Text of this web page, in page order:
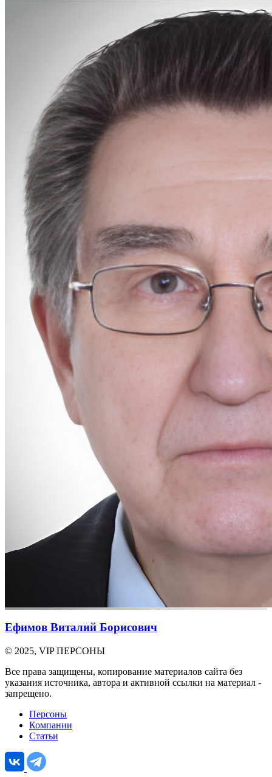
Ефимов Виталий Борисович
© 2025, VIP ПЕРСОНЫ
Все права защищены, копирование материалов сайта без
указания источника, автора и активной ссылки на материал -
запрещено.
Персоны
Компании
Статьи